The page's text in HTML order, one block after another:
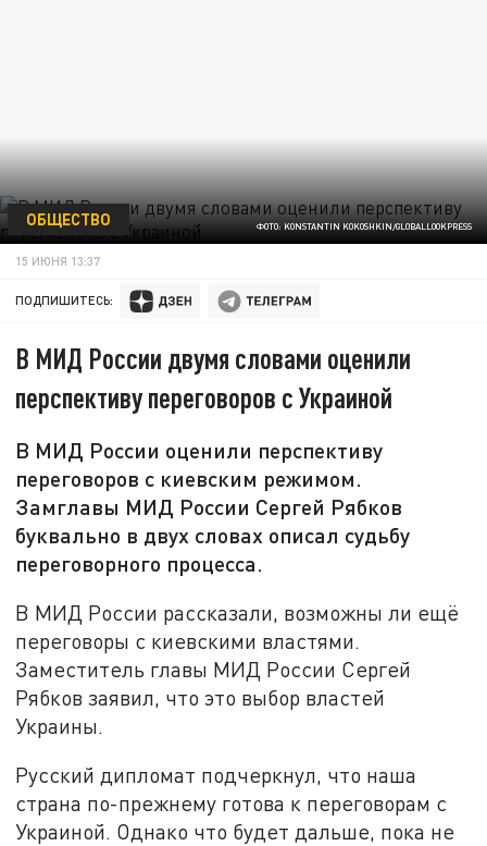
ФОТО: KONSTANTIN KOKOSHKIN/GLOBALLOOKPRESS
ОБЩЕСТВО
15 ИЮНЯ 13:37
ПОДПИШИТЕСЬ:
В МИД России двумя словами оценили
перспективу переговоров с Украиной
В МИД России оценили перспективу
переговоров с киевским режимом.
Замглавы МИД России Сергей Рябков
буквально в двух словах описал судьбу
переговорного процесса.
В МИД России рассказали, возможны ли ещё
переговоры с киевскими властями.
Заместитель главы МИД России Сергей
Рябков заявил, что это выбор властей
Украины.
Русский дипломат подчеркнул, что наша
страна по-прежнему готова к переговорам с
Украиной. Однако что будет дальше, пока не